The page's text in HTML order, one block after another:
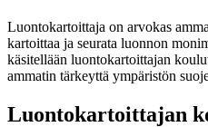
Luontokartoittaja on arvokas
kartoittaa ja seurata luonnon
käsitellään luontokartoittajan
ammatin tärkeyttä ympäristön
Luontokartoittajan